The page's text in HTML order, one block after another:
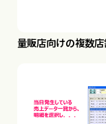
量販店向けの複数